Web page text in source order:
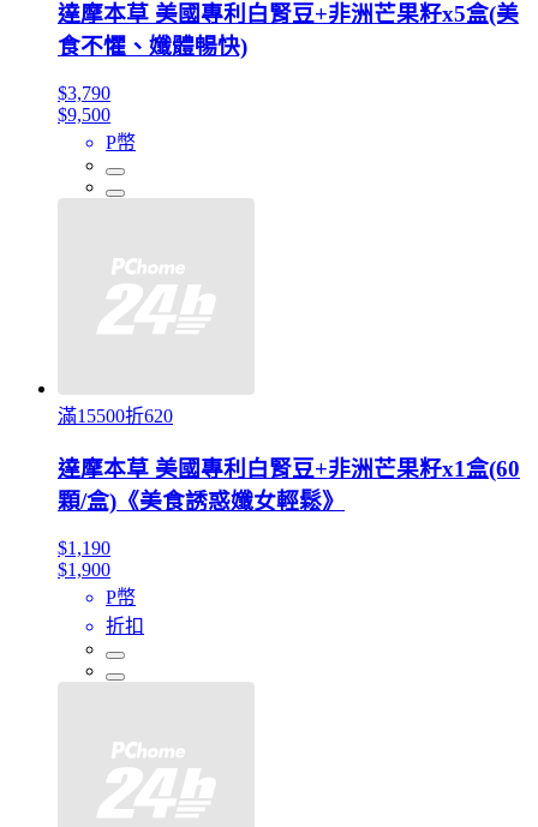
達摩本草 美國專利白腎豆+非洲芒果籽x5盒(美
食不懼、孅體暢快)
$3,790
$9,500
P幣
滿15500折620
達摩本草 美國專利白腎豆+非洲芒果籽x1盒(60
顆/盒)《美食誘惑孅女輕鬆》
$1,190
$1,900
P幣
折扣